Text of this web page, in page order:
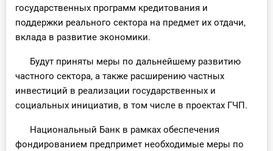
государственных программ кредитования и
поддержки реального сектора на предмет их отдачи,
вклада в развитие экономики.
Будут приняты меры по дальнейшему развитию
частного сектора, а также расширению частных
инвестиций в реализации государственных и
социальных инициатив, в том числе в проектах ГЧП.
Национальный Банк в рамках обеспечения
фондированием предпримет необходимые меры по